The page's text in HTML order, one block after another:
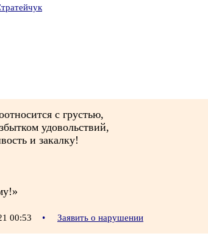
с грустью,
удовольствий,
и закалку!
00:53 • Заявить о нарушении